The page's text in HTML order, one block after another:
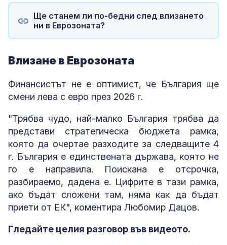
Ще станем ли по-бедни след влизането
ни в Еврозоната?
Влизане в Еврозоната
Финансистът не е оптимист, че България ще
смени лева с евро през 2026 г.
"Трябва чудо, най-малко България трябва да
представи стратегическа бюджета рамка,
която да очертае разходите за следващите 4
г. България е единствената държава, която не
го е направила. Поискана е отсрочка,
разбираемо, дадена е. Цифрите в тази рамка,
ако бъдат сложени там, няма как да бъдат
приети от ЕК", коментира Любомир Дацов.
Гледайте целия разговор във видеото.